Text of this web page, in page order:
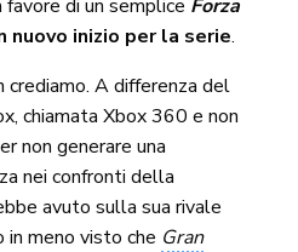
favore di un semplice Forza
nuovo inizio per la serie.
A differenza del
chiamata Xbox 360 e non
non generare una
nei confronti della
avuto sulla sua rivale
in meno visto che Gran